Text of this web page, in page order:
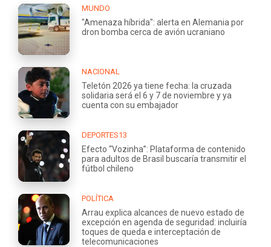
MUNDO
"Amenaza híbrida": alerta en Alemania por
dron bomba cerca de avión ucraniano
NACIONAL
Teletón 2026 ya tiene fecha: la cruzada
solidaria será el 6 y 7 de noviembre y ya
cuenta con su embajador
DEPORTES13
Efecto “Vozinha”: Plataforma de contenido
para adultos de Brasil buscaría transmitir el
fútbol chileno
POLÍTICA
Arrau explica alcances de nuevo estado de
excepción en agenda de seguridad: incluiría
toques de queda e interceptación de
telecomunicaciones